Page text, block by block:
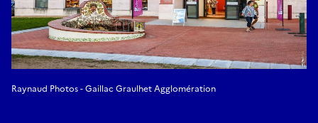
Raynaud Photos - Gaillac Graulhet Agglomération